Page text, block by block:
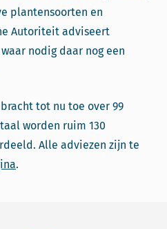
plantensoorten en
Autoriteit adviseert
nodig daar nog een
tot nu toe over 99
worden ruim 130
Alle adviezen zijn te
.